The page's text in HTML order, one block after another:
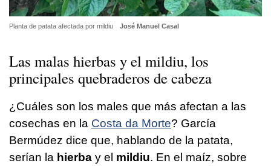
Planta de patata afectada por mildiu José Manuel Casal
Las malas hierbas y el mildiu, los
principales quebraderos de cabeza
¿Cuáles son los males que más afectan a las
cosechas en la Costa da Morte? García
Bermúdez dice que, hablando de la patata,
serían la hierba y el mildiu. En el maíz, sobre